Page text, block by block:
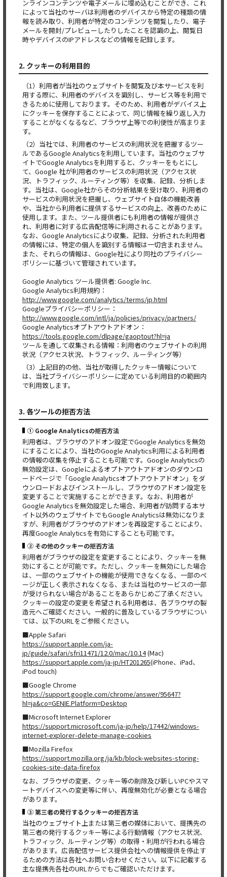
ンラインコンテンツや電子メールに埋め込むことができ、これ
によって当社のサーバは利用者のデバイスから特定の種類の情
報を読み取り、利用者が特定のコンテンツを閲覧したり、電子
メールを開封/プレビューしたりしたことを認識の上、閲覧日
時やデバイスのIPアドレスなどの情報を記録します。
2. クッキーの利用目的
（1）利用者が当社のウェブサイトを閲覧及び本サービスを利
用する際に、利用者のデバイスを識別し、サービス等を利用で
きるために使用しております。そのため、利用者がデバイス上
にクッキーを保存することによって、同じ情報を繰り返し入力
することがなくなるなど、ブラウザ上等での利便性が高まりま
す。
（2）当社では、利用者のサービスの利用状況を把握するツー
ルであるGoogle Analyticsを利用しています。当社のウェブサ
イトでGoogle Analyticsを利用すると、クッキーをもとにし
て、Google 社が利用者のサービスの利用状況（アクセス状
況、トラフィック、ルーティング等）を収集、記録、分析しま
す。当社は、Google社からその分析結果を受け取り、利用者の
サービスの利用状況を把握し、ウェブサイト自体の機能改善
や、当社から利用者に提供するサービスの向上、改善のために
使用します。また、ツール提供者にも利用者の情報が提供さ
れ、利用者に対する広告配信等に利用されることがあります。
なお、Google Analyticsにより収集、記録、分析された利用者
の情報には、特定の個人を識別する情報は一切含まれません。
また、それらの情報は、Google社により同社のプライバシー
ポリシーに基づいて管理されています。
Google Analytics ツール提供者: Google Inc.
Google Analytics利用規約：
http://www.google.com/analytics/terms/jp.html
Googleプライバシーポリシー：
http://www.google.com/intl/ja/policies/privacy/partners/
Google Analyticsオプトアウトアドオン：
https://tools.google.com/dlpage/gaoptout?hl=ja
ツールを通して収集される情報：利用者のウェブサイトの利用
状況（アクセス状況、トラフィック、ルーティング等）
（3）上記目的の他、当社が取得したクッキー情報について
は、当社プライバシーポリシーに定めている利用目的の範囲内
で利用致します。
3. 各ツールの拒否方法
① Google Analyticsの拒否方法
利用者は、ブラウザのアドオン設定でGoogle Analyticsを無効
にすることにより、当社のGoogle Analytics利用による利用者
の情報の収集を停止することも可能です。Google Analyticsの
無効設定は、Googleによるオプトアウトアドオンのダウンロ
ードページで「Google Analyticsオプトアウトアドオン」をダ
ウンロードおよびインストールし、ブラウザのアドオン設定を
変更することで実施することができます。なお、利用者が
Google Analyticsを無効設定した場合、利用者が訪問する本サ
イト以外のウェブサイトでもGoogle Analyticsは無効になりま
すが、利用者がブラウザのアドオンを再設定することにより、
再度Google Analyticsを有効にすることも可能です。
② その他のクッキーの拒否方法
利用者がブラウザの設定を変更することにより、クッキーを無
効にすることが可能です。ただし、クッキーを無効にした場合
は、一部のウェブサイトの機能が使用できなくなる、一部のペ
ージが正しく表示されなくなる、または当社のサービスの一部
が受けられない場合があることをあらかじめご了承ください。
クッキーの設定の変更を希望される利用者は、各ブラウザの製
造元へご確認ください。一般的に普及しているブラウザについ
ては、以下のURLをご参照ください。
■Apple Safari
https://support.apple.com/ja-
jp/guide/safari/sfri11471/12.0/mac/10.14(Mac)
https://support.apple.com/ja-jp/HT201265(iPhone、iPad、
iPod touch)
■Google Chrome
https://support.google.com/chrome/answer/95647?
hl=ja&co=GENIE.Platform=Desktop
■Microsoft Internet Explorer
https://support.microsoft.com/ja-jp/help/17442/windows-
internet-explorer-delete-manage-cookies
■Mozilla Firefox
https://support.mozilla.org/ja/kb/block-websites-storing-
cookies-site-data-firefox
なお、ブラウザの変更、クッキー等の削除及び新しいPCやスマ
ートデバイスへの変更等に伴い、再度無効化が必要となる場合
があります。
③ 第三者の発行するクッキーの拒否方法
当社のウェブサイト上または第三者の媒体において、提携先の
第三者の発行するクッキー等による行動情報（アクセス状況、
トラフィック、ルーティング等）の取得・利用が行われる場合
があります。広告配信サービス提供会社への情報提供を停止す
るための方法は各社へお問い合わせください。以下に記載する
主な提携先各社のURLからでもご確認いただけます。